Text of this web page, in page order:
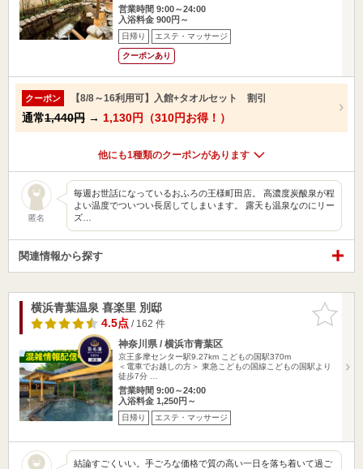
営業時間 9:00～24:00
入浴料金 900円～
日帰り エステ・マッサージ
クーポンあり
クーポン 【8/8～16利用可】入館+タオルセット 割引
通常1,440円 → 1,130円（310円お得！）
他にも1種類のクーポンがあります
匿名
毎週お世話になっているおふろの王様町田店。 高濃度炭酸泉が程
よい温度でついつい長居してしまいます。 露天も温泉なのにリー
ズ…
関連情報から探す
お気に入
りに追加
横浜青葉温泉 喜楽里 別邸
4.5点/ 162 件
神奈川県 / 横浜市青葉区
京王多摩センター駅9.27km こどもの国駅370m
＜電車でお越しの方＞ 東急こどもの国線こどもの国駅より
徒歩7分 …
営業時間 9:00～24:00
入浴料金 1,250円～
日帰り エステ・マッサージ
結論すごくいい。手ごろな価格で質の高い一日を落ち着いて過ご